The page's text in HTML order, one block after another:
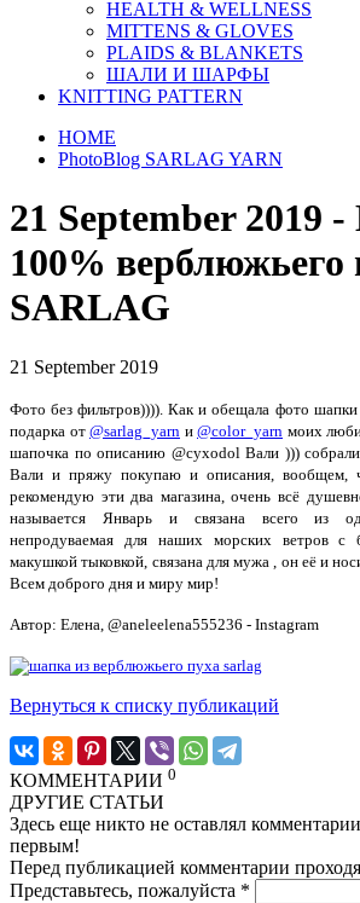
HEALTH & WELLNESS
MITTENS & GLOVES
PLAIDS & BLANKETS
ШАЛИ И ШАРФЫ
KNITTING PATTERN
HOME
PhotoBlog SARLAG YARN
21 September 2019
100% верблюжьего
SARLAG
21 September 2019
Фото без фильтров)))). Как и обещала фото шапки
подарка от @sarlag_yarn и @color_yarn моих
шапочка по описанию @cyxodol Вали )))
Вали и пряжу покупаю и описания, вообщем,
рекомендую эти два магазина, очень всё
называется Январь и связана всего из
непродуваемая для наших морских ветров с
макушкой тыковкой, связана для мужа , он её и
Всем доброго дня и миру мир!
Автор: Елена, @aneleelena555236 - Instagram
Вернуться к списку публикаций
КОММЕНТАРИИ 0
ДРУГИЕ СТАТЬИ
Здесь еще никто не оставлял
первым!
Перед публикацией комментарии
Представьтесь, пожалуйста *